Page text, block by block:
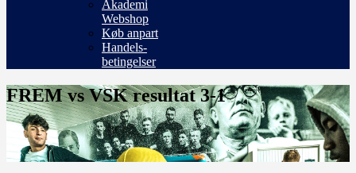
Akademi
Webshop
Køb anpart
Handels-
betingelser
FREM vs VSK resultat 3-1